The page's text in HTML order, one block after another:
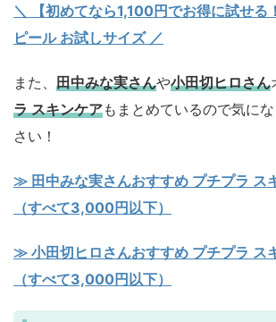
＼ 【初めてなら1,100円でお得に試せる
ピール お試しサイズ／
また、 田中みな実さんや小田切ヒロさん
ラ スキンケアもまとめているので気に
さい！
≫ 田中みな実さんおすすめ プチプラ ス
（すべて3,000円以下）
≫ 小田切ヒロさんおすすめ プチプラ ス
（すべて3,000円以下）